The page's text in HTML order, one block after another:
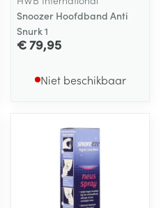
Snoozer Hoofdband Anti
Snurk 1
€ 79,95
Niet beschikbaar